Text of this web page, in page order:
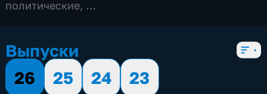
политические,
Выпуски
26
25 24
23